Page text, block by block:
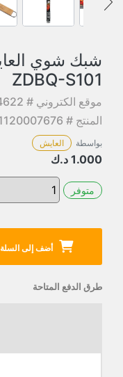
ZDBQ-S101
موقع الكتروني # 74622
المنتج # 1120007676
بواسطة العايش
1.000 د.ك
متوفر
أضف إلى السلة
طرق الدفع المتاحة